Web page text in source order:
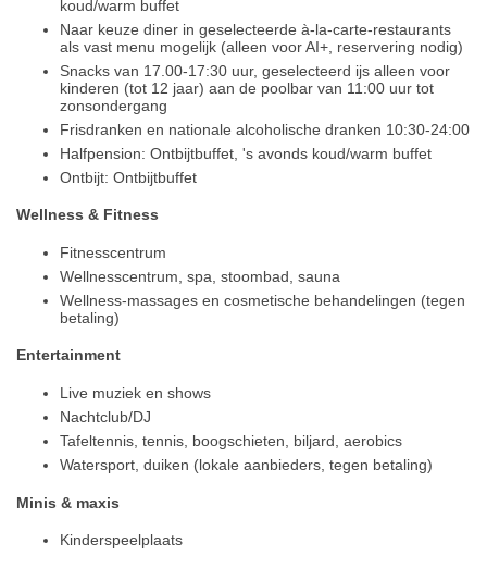
koud/warm buffet
Naar keuze diner in geselecteerde à-la-carte-restaurants
als vast menu mogelijk (alleen voor AI+, reservering nodig)
Snacks van 17.00-17:30 uur, geselecteerd ijs alleen voor
kinderen (tot 12 jaar) aan de poolbar van 11:00 uur tot
zonsondergang
Frisdranken en nationale alcoholische dranken 10:30-24:00
Halfpension: Ontbijtbuffet, 's avonds koud/warm buffet
Ontbijt: Ontbijtbuffet
Wellness & Fitness
Fitnesscentrum
Wellnesscentrum, spa, stoombad, sauna
Wellness-massages en cosmetische behandelingen (tegen
betaling)
Entertainment
Live muziek en shows
Nachtclub/DJ
Tafeltennis, tennis, boogschieten, biljard, aerobics
Watersport, duiken (lokale aanbieders, tegen betaling)
Minis & maxis
Kinderspeelplaats